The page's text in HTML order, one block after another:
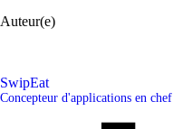
Auteur(e)
SwipEat
Concepteur d'applications en chef